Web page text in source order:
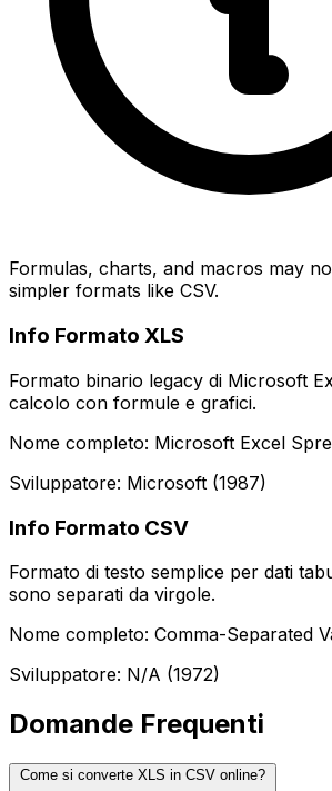
Formulas, charts, and macros may
simpler formats like CSV.
Info Formato XLS
Formato binario legacy di Microsoft
calcolo con formule e grafici.
Nome completo: Microsoft Excel
Sviluppatore: Microsoft (1987)
Info Formato CSV
Formato di testo semplice per dati
sono separati da virgole.
Nome completo: Comma-Separated
Sviluppatore: N/A (1972)
Domande Frequenti
Come si converte XLS in CSV online?